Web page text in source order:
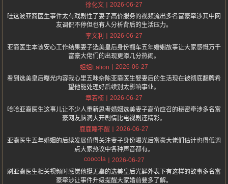
徐化文
2026-06-27
哇这波亚裔医生事件太有戏剧性了妻子高价服务的视频流出多名富豪牵涉其中网
友调侃不停但也有人分析背后的生活压力。
李文利
2026-06-27
亚裔医生本该安心工作结果妻子选美皇后身份翻车五年婚姻故事让大家感慨万千
富豪大佬们的出现更添几分热闹。
姐姐Lalion
2026-06-27
看到选美皇后曝光内容我心里五味杂陈亚裔医生娶妻后的生活现在被彻底翻牌希
望他能处理好后续别太影响事业。
章若楠
2026-06-27
哈哈亚裔医生这事儿让不少人重新思考婚姻选美妻子高价应召的秘密牵涉多名富
豪网友脑洞大开剧情比电视剧还精彩。
鹿鹿睡不醒
2026-06-27
亚裔医生五年婚姻的后续发展值得关注妻子身份曝光后富豪大佬们估计也得低调
点大家热议中各种声音都有。
coocola
2026-06-27
刷亚裔医生相关视频时感觉他挺无辜的选美皇后光鲜外表下有这样的故事多名富
豪牵涉让事件升级提醒大家婚前要多了解。